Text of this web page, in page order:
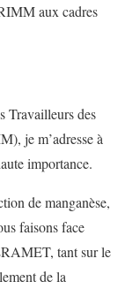
aux cadres
Travailleurs des
je m’adresse à
importance.
de manganèse,
faisons face
tant sur le
de la